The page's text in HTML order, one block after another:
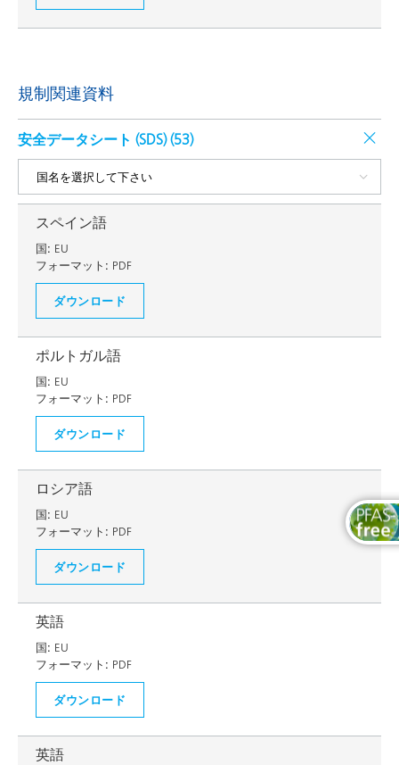
規制関連資料
安全データシート (SDS) (53)
スペイン語
国: EU
フォーマット: PDF
ダウンロード
ポルトガル語
国: EU
フォーマット: PDF
ダウンロード
ロシア語
国: EU
フォーマット: PDF
ダウンロード
英語
国: EU
フォーマット: PDF
ダウンロード
英語